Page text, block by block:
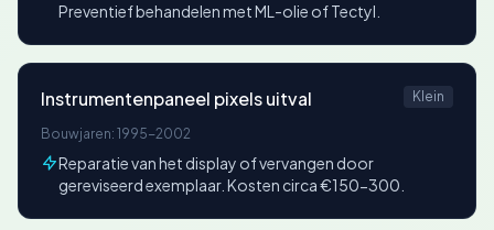
Preventief behandelen met ML-olie of Tectyl.
Instrumentenpaneel pixels uitval Klein
Bouwjaren: 1995-2002
Reparatie van het display of vervangen door
gereviseerd exemplaar. Kosten circa €150-300.